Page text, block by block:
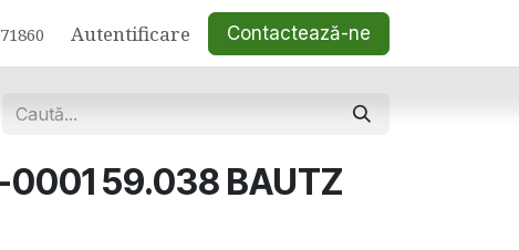
Autentificare Contactează-ne
0001 59.038 BAUTZ